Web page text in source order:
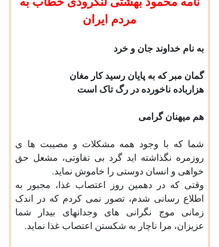
مردم ایران
به نام خداوند جان و خرد
گمان مبر که به پایان رسید کار مغان
هزارباده ناخورده در رگ تاک است
هم میهنان گرامی
شما که با وجود همه مشکلات و مصیبت ها ی
روزمره نگذاشته اید گرد بی تفاوتی، مشعل حق
خواهی و انسان دوستی را خاموش نماید.
وقتی که در دهمین روز اعتصاب غذا، مجبور به
اطلاع رسانی شدم، تصور نمی کردم که در اندک
زمانی موج نگرانی
های وجدانهای بیدار شما
عزیزان، مرا ناچار به شکستن اعتصاب غذا نماید.